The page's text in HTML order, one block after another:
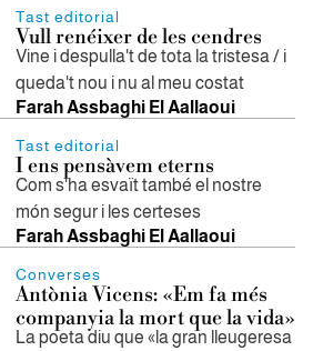
Tast editorial
Vull renéixer de les cendres
Vine i despulla't de tota la tristesa / i
queda't nou i nu al meu costat
Farah Assbaghi El Aallaoui
Tast editorial
I ens pensàvem eterns
Com s'ha esvaït també el nostre
món segur i les certeses
Farah Assbaghi El Aallaoui
Converses
Antònia Vicens: «Em fa més
companyia la mort que la vida»
La poeta diu que «la gran lleugeresa